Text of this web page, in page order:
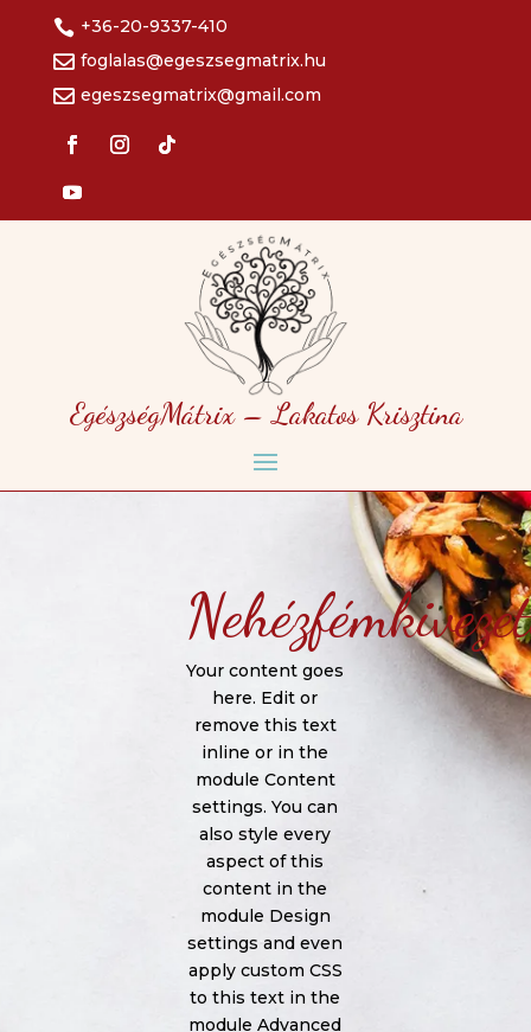
 +36-20-9337-410
 foglalas@egeszsegmatrix.hu
 egeszsegmatrix@gmail.com
EgészségMátrix – Lakatos Krisztina
Your content goes
here. Edit or
remove this text
inline or in the
module Content
settings. You can
also style every
aspect of this
content in the
module Design
settings and even
apply custom CSS
to this text in the
module Advanced